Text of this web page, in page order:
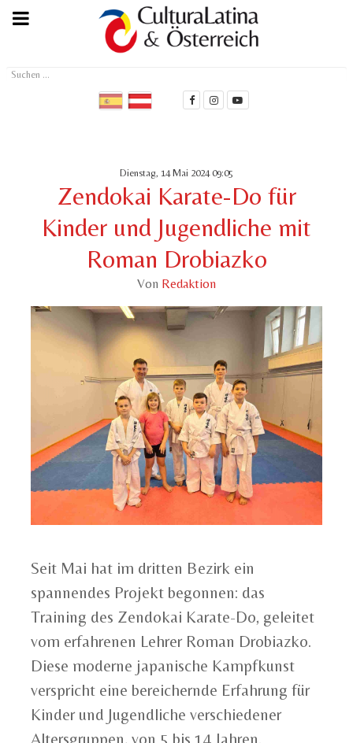
Suchen
Dienstag, 14 Mai 2024 09:05
Zendokai Karate-Do für
Kinder und Jugendliche mit
Roman Drobiazko
Von Redaktion
Seit Mai hat im dritten Bezirk ein
spannendes Projekt begonnen: das
Training des Zendokai Karate-Do, geleitet
vom erfahrenen Lehrer Roman Drobiazko.
Diese moderne japanische Kampfkunst
verspricht eine bereichernde Erfahrung für
Kinder und Jugendliche verschiedener
Altersgruppen, von 5 bis 14 Jahren.